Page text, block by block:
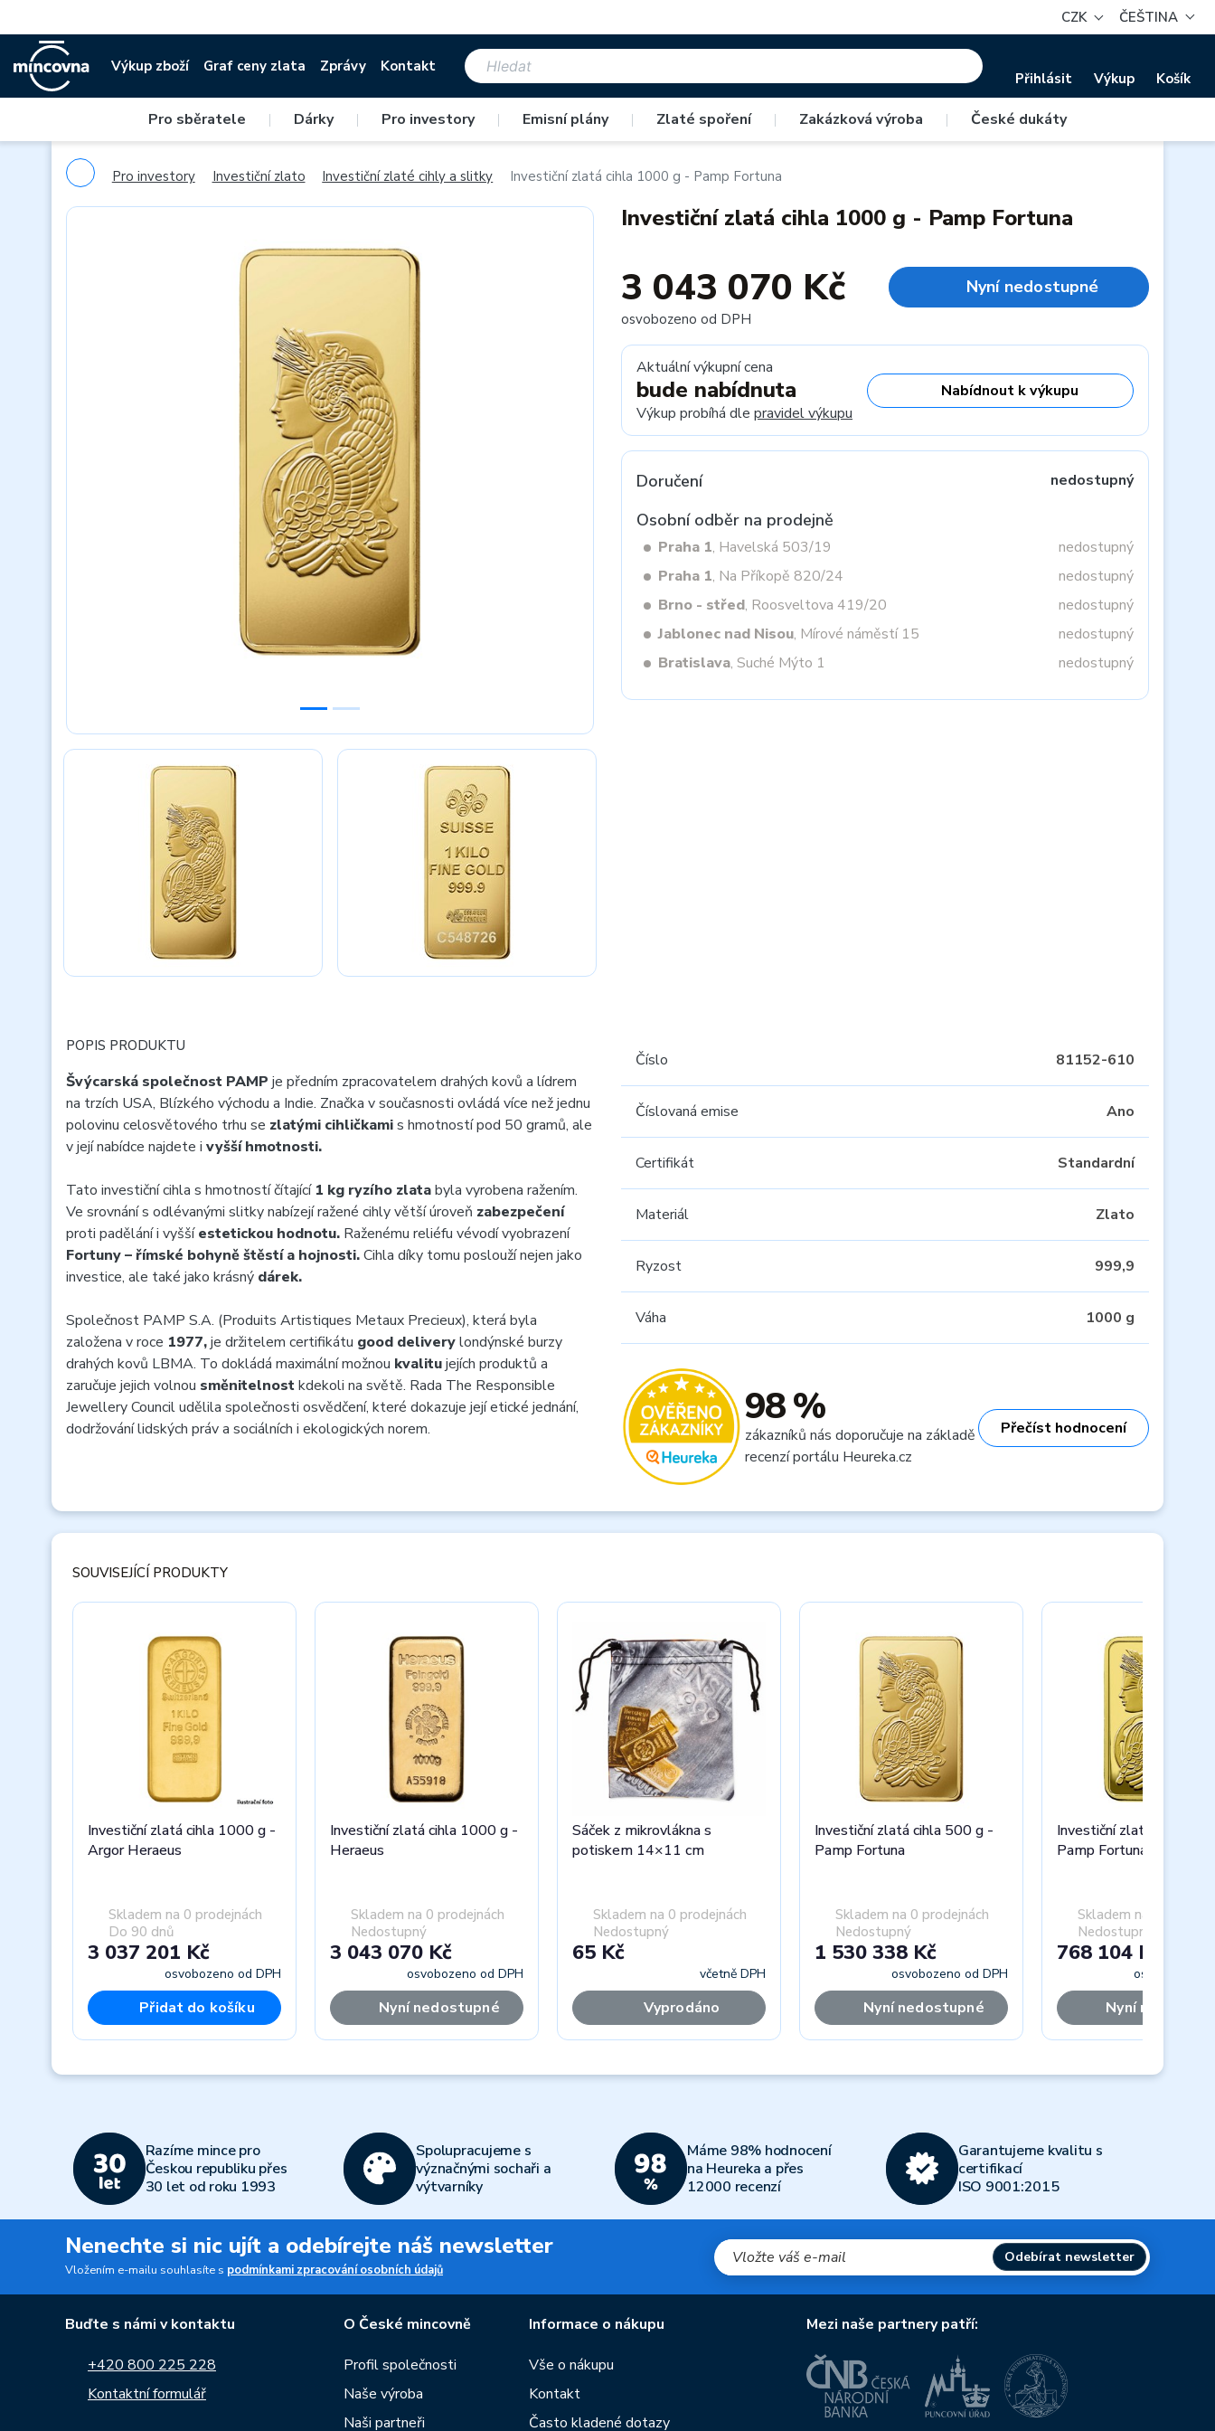
CZK ČEŠTINA
Výkup zboží Graf ceny zlata Zprávy Kontakt
Přihlásit Výkup Košík
Pro sběratele | Dárky | Pro investory | Emisní plány | Zlaté spoření | Zakázková výroba | České dukáty
Pro investory Investiční zlato Investiční zlaté cihly a slitky Investiční zlatá cihla 1000 g - Pamp Fortuna
Investiční zlatá cihla 1000 g - Pamp Fortuna
3 043 070 Kč
osvobozeno od DPH
Nyní nedostupné
Aktuální výkupní cena
bude nabídnuta
Výkup probíhá dle pravidel výkupu
Nabídnout k výkupu
Doručení nedostupný
Osobní odběr na prodejně
Praha 1, Havelská 503/19
nedostupný
Praha 1, Na Příkopě 820/24
nedostupný
Brno - střed, Roosveltova 419/20
nedostupný
Jablonec nad Nisou, Mírové náměstí 15
nedostupný
Bratislava, Suché Mýto 1 nedostupný
POPIS PRODUKTU
Švýcarská společnost PAMP je předním zpracovatelem drahých kovů a lídrem
na trzích USA, Blízkého východu a Indie. Značka v současnosti ovládá více než jednu
polovinu celosvětového trhu se zlatými cihličkamis hmotností pod 50 gramů, ale
v její nabídce najdete i vyšší hmotnosti.
Tato investiční cihla s hmotností čítající1 kg ryzího zlatabyla vyrobena ražením.
Ve srovnání s odlévanými slitky nabízejí ražené cihly větší úroveň zabezpečení
proti padělání i vyššíestetickou hodnotu. Raženému reliéfu vévodí vyobrazení
Fortuny – římské bohyně štěstí a hojnosti.Cihla díky tomu poslouží nejen jako
investice, ale také jako krásný dárek.
Společnost PAMP S.A. (Produits Artistiques Metaux Precieux), která byla
založena v roce 1977,je držitelem certifikátu good deliverylondýnské burzy
drahých kovů LBMA. To dokládá maximální možnou kvalitujejích produktů a
zaručuje jejich volnou směnitelnostkdekoli na světě. Rada The Responsible
Jewellery Council udělila společnosti osvědčení, které dokazuje její etické jednání,
dodržování lidských práv a sociálních i ekologických norem.
Číslo 81152-610
Číslovaná emise Ano
Certifikát Standardní
Materiál Zlato
Ryzost 999,9
Váha 1000 g
98 %
zákazníků nás doporučuje na základě
recenzí portálu Heureka.cz
Přečíst hodnocení
SOUVISEJÍCÍ PRODUKTY
Investiční zlatá cihla 1000 g -
Argor Heraeus
Skladem na 0 prodejnách
Do 90 dnů
3 037 201 Kč
osvobozeno od DPH
Přidat do košíku
Investiční zlatá cihla 1000 g -
Heraeus
Skladem na 0 prodejnách
Nedostupný
3 043 070 Kč
osvobozeno od DPH
Nyní nedostupné
Sáček z mikrovlákna s
potiskem 14×11 cm
Skladem na 0 prodejnách
Nedostupný
65 Kč
včetně DPH
Vyprodáno
Investiční zlatá cihla 500 g -
Pamp Fortuna
Skladem na 0 prodejnách
Nedostupný
1 530 338 Kč
osvobozeno od DPH
Nyní nedostupné
Investiční zlatá cihla
Pamp Fortuna
Skladem na 0
Nedostupný
768 104 Kč
osvobozeno
Nyní
Razíme mince pro
Českou republiku přes
30 let od roku 1993
Spolupracujeme s
význačnými sochaři a
výtvarníky
Máme 98% hodnocení
na Heureka a přes
12000 recenzí
Garantujeme kvalitu s
certifikací
ISO 9001:2015
Nenechte si nic ujít a odebírejte náš newsletter
Vložením e-mailu souhlasíte s podmínkami zpracování osobních údajů
Odebírat newsletter
Buďte s námi v kontaktu
+420 800 225 228
Kontaktní formulář
O České mincovně
Profil společnosti
Naše výroba
Naši partneři
Informace o nákupu
Vše o nákupu
Kontakt
Často kladené dotazy
Mezi naše partnery patří: